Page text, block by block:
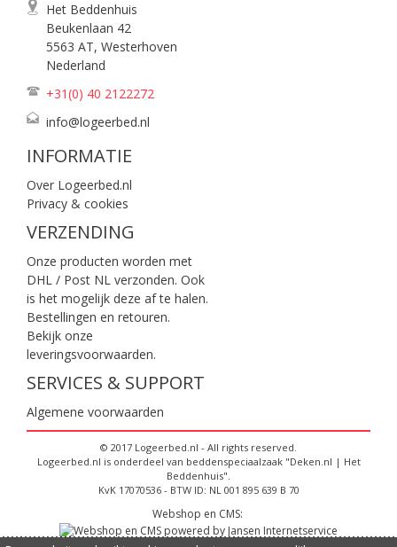
Het Beddenhuis
Beukenlaan 42
5563 AT, Westerhoven
Nederland
+31(0) 40 2122272
info@logeerbed.nl
INFORMATIE
Over Logeerbed.nl
Privacy & cookies
VERZENDING
Onze producten worden met
DHL / Post NL verzonden. Ook
is het mogelijk deze af te halen.
Bestellingen en retouren.
Bekijk onze
leveringsvoorwaarden.
SERVICES & SUPPORT
Algemene voorwaarden
© 2017 Logeerbed.nl - All rights reserved.
Logeerbed.nl is onderdeel van beddenspeciaalzaak "Deken.nl | Het
Beddenhuis".
KvK 17070536 - BTW ID: NL 001 895 639 B 70
Webshop en CMS: